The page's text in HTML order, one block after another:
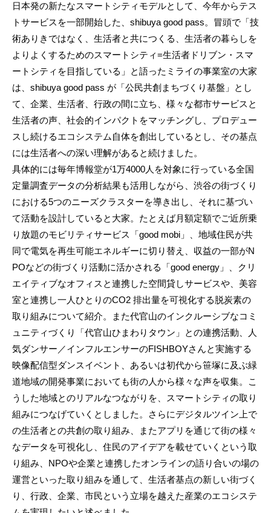
日本発の新たなスマートシティモデルとして、今年からテス
トサービスを一部開始した、shibuya good pass。冒頭で「技
術ありきではなく、生活者と共につくる、生活者の暮らしを
よりよくするためのスマートシティ=生活者ドリブン・スマ
ートシティを目指している」と語ったミライの事業室の大家
は、shibuya good pass が「公民共創まちづくり基盤」とし
て、企業、生活者、行政の間に立ち、様々な都市サービスと
生活者の声、社会的インパクトをマッチングし、プロデュー
スし続けるエコシステム自体を創出しているとし、その基点
には生活者への深い理解があると続けました。
具体的には毎年博報堂が1万4000人を対象に行っている全国
定量調査データの分析結果も活用しながら、渋谷の街づくり
における5つのニーズクラスターを導き出し、それに基づい
て活動を設計していると大家。たとえば月額定額でご近所乗
り放題のモビリティサービス「good mobi」、地域住民が共
同で電気を再生可能エネルギーに切り替え、収益の一部がN
POなどの街づくり活動に活かされる「good energy」、クリ
エイティブなオフィスと連携した空間貸しサービスや、美容
室と連携し一人ひとりのCO2 排出量を可視化する脱炭素の
取り組みについて紹介。また代官山のインクルーシブなコミ
ュニティづくり「代官山ひまわりタウン」との連携活動、人
気ダンサー／インフルエンサーのFISHBOYさんと実施する
映像配信型ダンスイベント、あるいは初代から笹塚に及ぶ緑
道地域の開発事業においても街の人から様々な声を収集。こ
うした地域とのリアルなつながりを、スマートシティの取り
組みにつなげていくとしました。さらにデジタルツイン上で
の生活者との共創の取り組み、またアプリを通じて街の様々
なデータを可視化し、住民のアイデアを載せていくという取
り組み、NPOや企業と連携したオンラインの語り合いの場の
運営といった取り組みを通して、生活者基点の新しい街づく
り、行政、企業、市民という立場を越えた産業のエコシステ